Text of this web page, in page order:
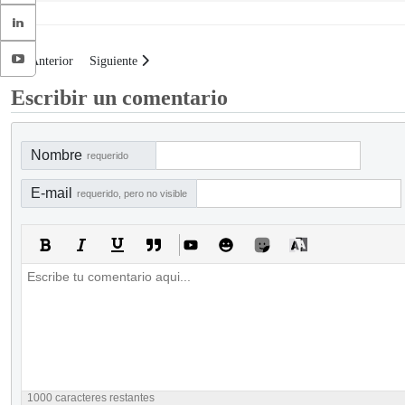
Artículo anterior: Buenas prácticas de un auditor para generar confianza
Anterior Artículo siguiente: Buenas prácticas para supervisar la
Siguiente
Escribir un comentario
Nombre requerido
E-mail requerido, pero no visible
1000 caracteres restantes